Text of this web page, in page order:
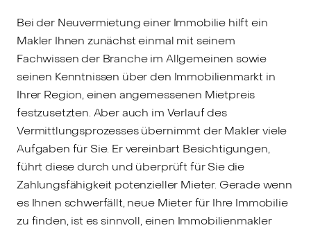
Bei der Neuvermietung einer Immobilie hilft ein
Makler Ihnen zunächst einmal mit seinem
Fachwissen der Branche im Allgemeinen sowie
seinen Kenntnissen über den Immobilienmarkt in
Ihrer Region, einen angemessenen Mietpreis
festzusetzten. Aber auch im Verlauf des
Vermittlungsprozesses übernimmt der Makler viele
Aufgaben für Sie. Er vereinbart Besichtigungen,
führt diese durch und überprüft für Sie die
Zahlungsfähigkeit potenzieller Mieter. Gerade wenn
es Ihnen schwerfällt, neue Mieter für Ihre Immobilie
zu finden, ist es sinnvoll, einen Immobilienmakler